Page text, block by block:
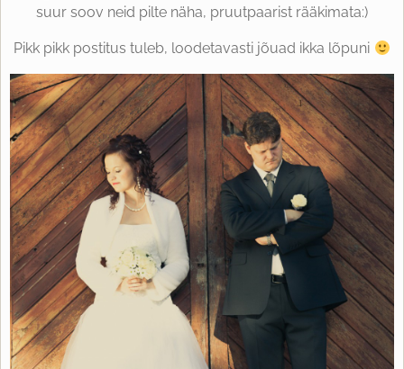
suur soov neid pilte näha, pruutpaarist rääkimata:)
Pikk pikk postitus tuleb, loodetavasti jõuad ikka lõpuni